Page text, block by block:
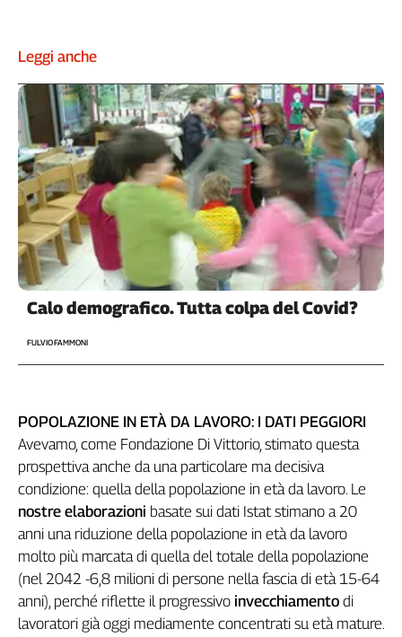
Sassolino
Linea
Economica
Tech
It
Easy
Inserti
Idea
Diffusa
InFlai
Le
in
Progress
L'Italia
Territori
Abruzzo-
Molise
Alto
Adige
Leggi anche
Calo demografico. Tutta colpa del Covid?
FULVIO FAMMONI
POPOLAZIONE IN ETÀ DA LAVORO: I DATI PEGGIORI
Avevamo, come Fondazione Di Vittorio, stimato questa
prospettiva anche da una particolare ma decisiva
condizione: quella della popolazione in età da lavoro. Le
nostre elaborazioni basate sui dati Istat stimano a 20
anni una riduzione della popolazione in età da lavoro
molto più marcata di quella del totale della popolazione
(nel 2042 -6,8 milioni di persone nella fascia di età 15-64
anni), perché riflette il progressivo invecchiamento di
lavoratori già oggi mediamente concentrati su età mature.